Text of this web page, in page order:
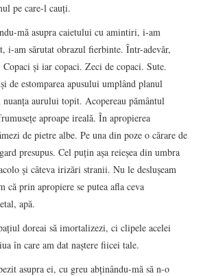
pe care-l cauţi.
mă asupra caietului cu amintiri, i-am
i-am sărutat obrazul fierbinte. Într-adevăr,
şi iar copaci. Zeci de copaci. Sute.
de estomparea apusului umplând planul
nuanţa aurului topit. Acopereau pământul
aproape ireală. În apropierea
de pietre albe. Pe una din poze o cărare de
presupus. Cel puţin aşa reieşea din umbra
şi câteva irizări stranii. Nu le desluşeam
că prin apropiere se putea afla ceva
apă.
doreai să imortalizezi, ci clipele acelei
în care am dat naştere fiicei tale.
asupra ei, cu greu abţinându-mă să n-o